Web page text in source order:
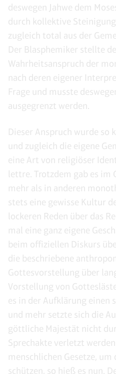
deswegen Jahwe dem
durch kollektive
zugleich total aus der
Der Blasphemiker stellte
Wahrheitsanspruch der
nach deren eigener
Frage und musste
ausgegrenzt werden.
Dieser Anspruch wurde so
und zugleich die eigene
eine Art von religiöser
lettre. Trotzdem gab es
mehr als in anderen
stets eine gewisse Kultur
lockeren Reden über das
mal eine ganz eigene
beim offiziellen Diskurs
die beschriebene
Gottesvorstellung über
Vorstellung von
es in der Aufklärung einen
und mehr setzte sich die
göttliche Majestät nicht
Sprechakte verletzt
menschlichen Gesetze, um
schützen, so hieß es nun.